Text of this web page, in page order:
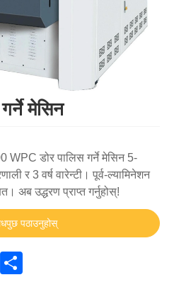
मेसिन
डोर पालिस गर्ने मेसिन 5-
र 3 वर्ष वारेन्टी। पूर्व-ल्यामिनेशन
अब उद्धरण प्राप्त गर्नुहोस्!
पठाउनुहोस्
LinkedIn